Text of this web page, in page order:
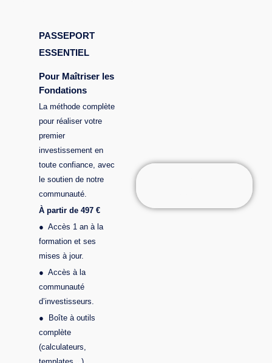
PASSEPORT
ESSENTIEL
Pour Maîtriser les
Fondations
La méthode complète
pour réaliser votre
premier
investissement en
toute confiance, avec
le soutien de notre
communauté.
À partir de 497 €
● Accès 1 an à la
formation et ses
mises à jour.
● Accès à la
communauté
d’investisseurs.
●
Boîte à outils
complète
(calculateurs,